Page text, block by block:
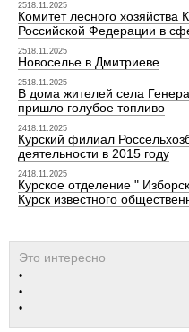
2518.11.2025
Комитет лесного хозяйства
Российской Федерации в
2518.11.2025
Новоселье в Дмитриеве
2518.11.2025
В дома жителей села
пришло голубое топливо
2418.11.2025
Курский филиал
деятельности в 2015 году
2418.11.2025
Курское отделение "
Курск известного